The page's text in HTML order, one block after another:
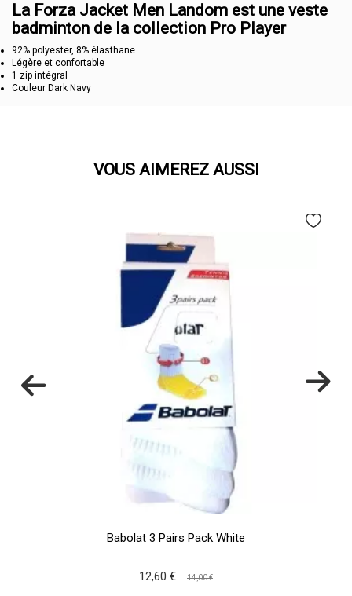
La Forza Jacket Men Landom est une veste
badminton de la collection Pro Player
92% polyester, 8% élasthane
Légère et confortable
1 zip intégral
Couleur Dark Navy
VOUS AIMEREZ AUSSI
Babolat 3 Pairs Pack White
12,60 € 14,00 €